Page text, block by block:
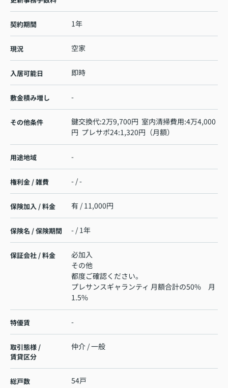
契約期間 1年
現況 空家
入居可能日 即時
敷金積み増し -
その他条件
鍵交換代:2万9,700円 室内清掃費用:4万4,000
円 プレサポ24:1,320円（月額）
用途地域 -
権利金 / 雑費 - / -
保険加入 / 料金 有 / 11,000円
保険名 / 保険期間 - / 1年
保証会社 / 料金
必加入
その他
都度ご確認ください。
プレサンスギャランティ 月額合計の50% 月
1.5%
特優賃 -
取引態様 /
賃貸区分
仲介 / 一般
総戸数 54戸